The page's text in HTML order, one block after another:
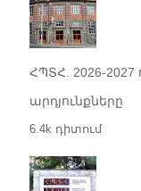
ՀՊՏՀ. 2026-2027
արդյունքները
6.4k դիտում